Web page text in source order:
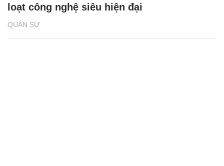
QUÂN SỰ
loạt công nghệ siêu hiện đại